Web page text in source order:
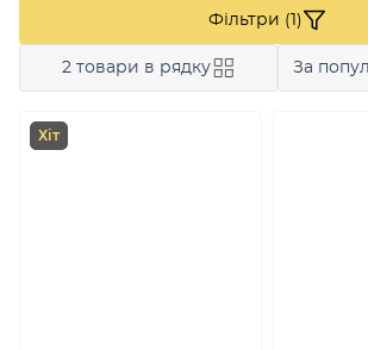
Фільтри (1)
2 товари в рядку За
Хіт